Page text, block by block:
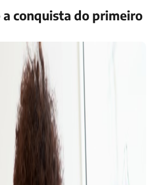
a conquista do primeiro